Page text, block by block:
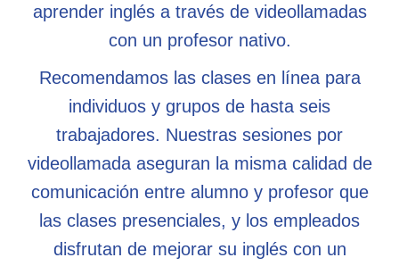
aprender inglés a través de videollamadas
con un profesor nativo.
Recomendamos las clases en línea para
individuos y grupos de hasta seis
trabajadores. Nuestras sesiones por
videollamada aseguran la misma calidad de
comunicación entre alumno y profesor que
las clases presenciales, y los empleados
disfrutan de mejorar su inglés con un